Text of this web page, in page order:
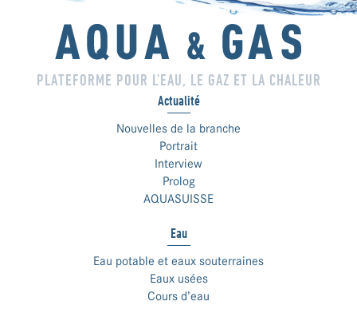
PLATEFORME POUR L’EAU, LE GAZ ET LA CHALEUR
Actualité
Nouvelles de la branche
Portrait
Interview
Prolog
AQUASUISSE
Eau
Eau potable et eaux souterraines
Eaux usées
Cours d’eau